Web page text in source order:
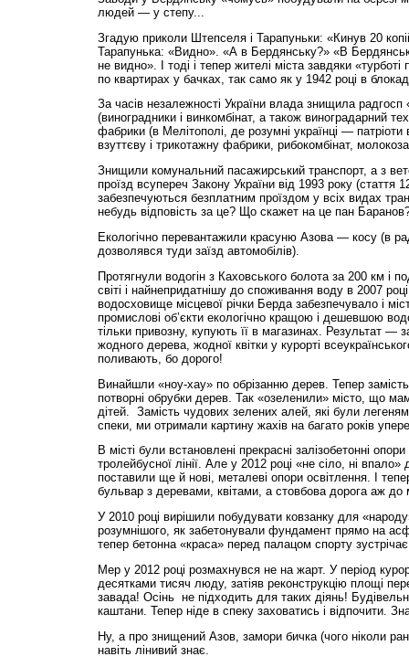
людей — у степу...
Згадую приколи Штепселя і Тарапуньки: «Кинув 20
Тарапунька: «Видно». «А в Бердянську?» «В
не видно». І тоді і тепер жителі міста завдяки «турботі
по квартирах у бачках, так само як у 1942 році в
За часів незалежності України влада знищила
(виноградники і винкомбінат, а також виноградарний
фабрики (в Мелітополі, де розумні українці —
взуттєву і трикотажну фабрики, рибокомбінат,
Знищили комунальний пасажирський транспорт, а з
проїзд всупереч Закону України від 1993 року (стаття
забезпечуються безплатним проїздом у всіх видах
небудь відповість за це? Що скажет на це пан
Екологічно перевантажили красуню Азова — косу (в
дозволявся туди заїзд автомобілів).
Протягнули водогін з Каховського болота за 200 км і
світі і найнепридатнішу до споживання воду в 2007
водосховище місцевої річки Берда забезпечувало і
промислові об’єкти екологічно кращою і дешевшою
тільки привозну, купують її в магазинах. Результат —
жодного дерева, жодної квітки у курорті
поливають, бо дорого!
Винайшли «ноу-хау» по обрізанню дерев. Тепер
потворні обрубки дерев. Так «озеленили» місто, що
дітей. Замість чудових зелених алей, які були
спеки, ми отримали картину жахів на багато років
В місті були встановлені прекрасні залізобетонні
тролейбусної лінії. Але у 2012 році «не сіло, ні
поставили ще й нові, металеві опори освітлення. І
бульвар з деревами, квітами, а стовбова дорога аж до
У 2010 році вирішили побудувати ковзанку для
розумнішого, як забетонували фундамент прямо на
тепер бетонна «краса» перед палацом спорту
Мер у 2012 році розмахнувся не на жарт. У період
десятками тисяч люду, затіяв реконструкцію площі
завада! Осінь не підходить для таких діянь!
каштани. Тепер ніде в спеку заховатись і відпочити.
Ну, а про знищений Азов, замори бичка (чого ніколи
навіть лінивий знає.